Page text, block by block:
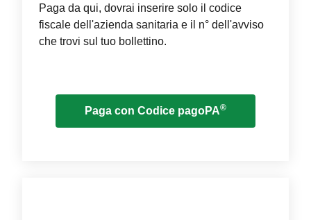
Paga da qui, dovrai inserire solo il codice
fiscale dell'azienda sanitaria e il n° dell'avviso
che trovi sul tuo bollettino.
Paga con Codice pagoPA®